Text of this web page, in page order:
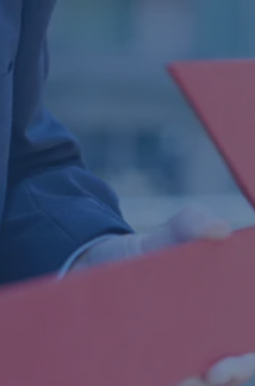
Navigáció
átugrása